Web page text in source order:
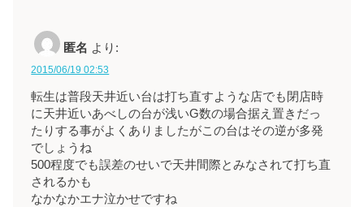
匿名 より:
2015/06/19 02:53
転生は普段天井近い台は打ち直すような店でも閉店時
に天井近いあべしの台が浅いG数の場合据え置きだっ
たりする事がよくありましたがこの台はその逆が多発
でしょうね
500程度でも誤差のせいで天井間際とみなされて打ち直
されるかも
なかなかエナ泣かせですね